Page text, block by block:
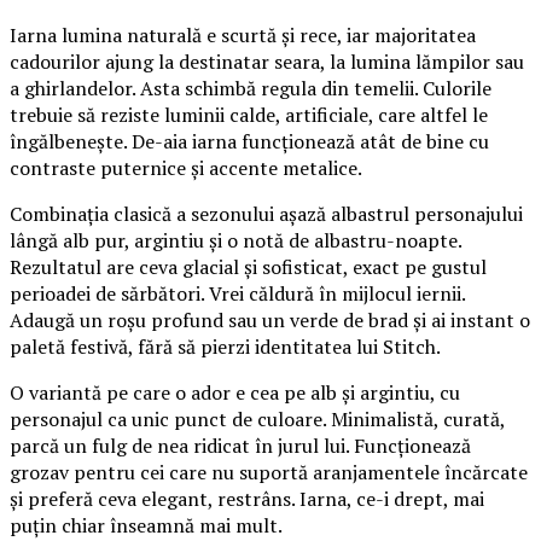
Iarna lumina naturală e scurtă și rece, iar majoritatea
cadourilor ajung la destinatar seara, la lumina lămpilor sau
a ghirlandelor. Asta schimbă regula din temelii. Culorile
trebuie să reziste luminii calde, artificiale, care altfel le
îngălbenește. De-aia iarna funcționează atât de bine cu
contraste puternice și accente metalice.
Combinația clasică a sezonului așază albastrul personajului
lângă alb pur, argintiu și o notă de albastru-noapte.
Rezultatul are ceva glacial și sofisticat, exact pe gustul
perioadei de sărbători. Vrei căldură în mijlocul iernii.
Adaugă un roșu profund sau un verde de brad și ai instant o
paletă festivă, fără să pierzi identitatea lui Stitch.
O variantă pe care o ador e cea pe alb și argintiu, cu
personajul ca unic punct de culoare. Minimalistă, curată,
parcă un fulg de nea ridicat în jurul lui. Funcționează
grozav pentru cei care nu suportă aranjamentele încărcate
și preferă ceva elegant, restrâns. Iarna, ce-i drept, mai
puțin chiar înseamnă mai mult.